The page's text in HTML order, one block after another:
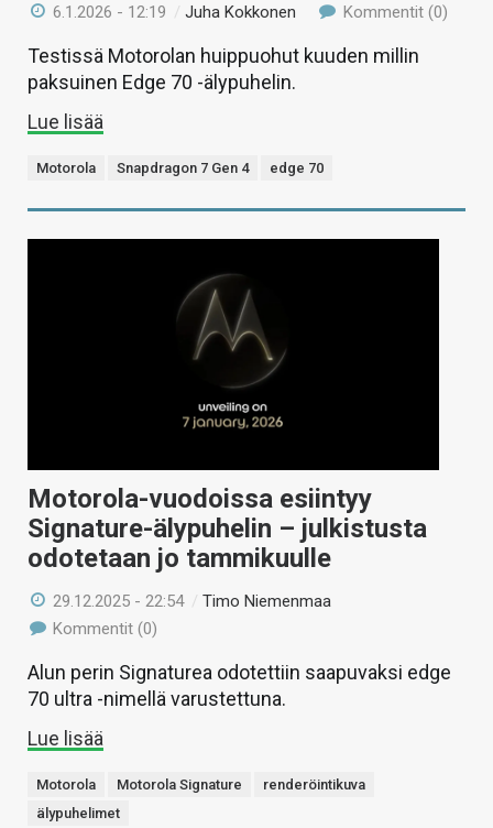
6.1.2026 - 12:19 /Juha Kokkonen Kommentit (0)
Testissä Motorolan huippuohut kuuden millin
paksuinen Edge 70 -älypuhelin.
Lue lisää
Motorola Snapdragon 7 Gen 4 edge 70
Motorola-vuodoissa esiintyy
Signature-älypuhelin – julkistusta
odotetaan jo tammikuulle
29.12.2025 - 22:54 /Timo Niemenmaa
Kommentit (0)
Alun perin Signaturea odotettiin saapuvaksi edge
70 ultra -nimellä varustettuna.
Lue lisää
Motorola Motorola Signature
renderöintikuva
älypuhelimet